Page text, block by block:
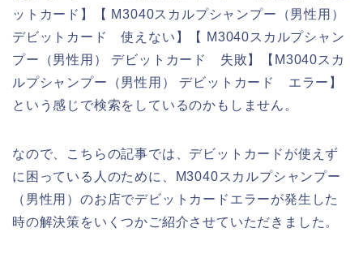
ットカード】【 M3040スカルプシャンプー（男性用）
デビットカード 使えない】【 M3040スカルプシャン
プー（男性用） デビットカード 失敗】【M3040スカ
ルプシャンプー（男性用） デビットカード エラー】
という感じで検索をしているのかもしません。
なので、こちらの記事では、デビットカードが使えず
に困っている人のために、M3040スカルプシャンプー
（男性用）のお店でデビットカードエラーが発生した
時の解決策をいくつかご紹介させていただきました。